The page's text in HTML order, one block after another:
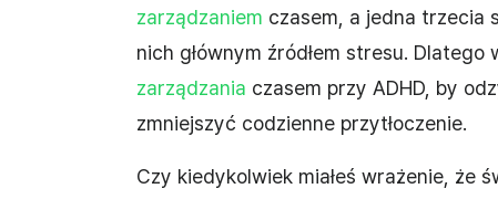
zarządzaniem czasem, a jedna trzecia
nich głównym źródłem stresu. Dlatego
zarządzania czasem przy ADHD, by
zmniejszyć codzienne przytłoczenie.
Czy kiedykolwiek miałeś wrażenie, że